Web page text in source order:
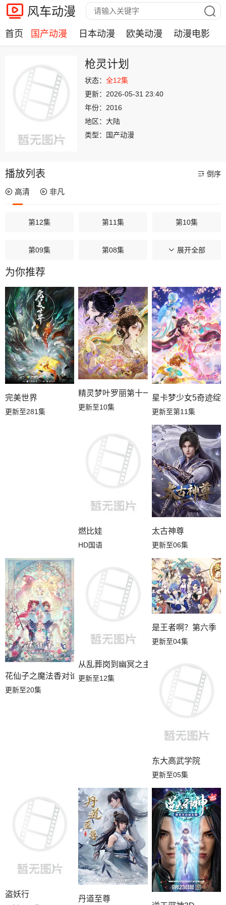
风车动漫
首页 国产动漫 日本动漫 欧美动漫 动漫电影
枪灵计划
状态： 全12集
更新： 2026-05-31 23:40
年份： 2016
地区： 大陆
类型：
国产动漫
播放列表 倒序
高清 非凡
第12集 第11集 第10集
第09集 第08集 第07集
第06集
第03集 第02集 第01集
展开全部
为你推荐
完美世界
更新至281集
精灵梦叶罗丽第十一季（下）
更新至10集
星卡梦少女5奇迹绽
更新至第11集
燃比娃
HD国语
太古神尊
更新至06集
花仙子之魔法香对论
更新至20集
从乱葬岗到幽冥之主
更新至12集
是王者啊？第六季
更新至04集
东大高武学院
更新至05集
盗妖行
丹道至尊